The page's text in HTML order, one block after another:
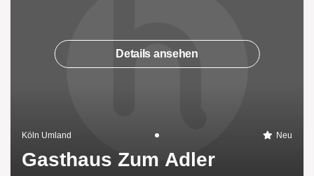
Details ansehen
Köln Umland Neu
Gasthaus Zum Adler